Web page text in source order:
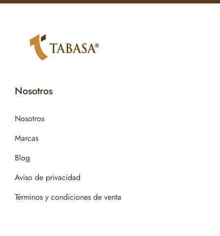
Nosotros
Nosotros
Marcas
Blog
Aviso de privacidad
Términos y condiciones de venta